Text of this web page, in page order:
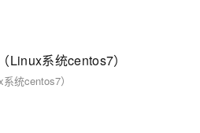
Linux系统centos7）
统centos7）